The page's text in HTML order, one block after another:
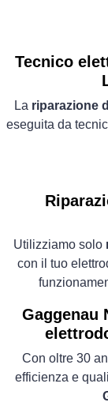
Tecnico
La riparazione
eseguita da
Utilizziamo solo
con il tuo
Gaggenau
Con oltre 30
efficienza e